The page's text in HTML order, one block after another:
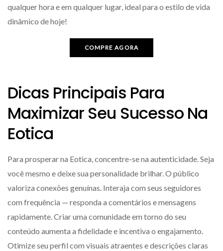
qualquer hora e em qualquer lugar, ideal para o estilo de vida
dinâmico de hoje!
COMPRE AGORA
Dicas Principais Para
Maximizar Seu Sucesso Na
Eotica
Para prosperar na Eotica, concentre-se na autenticidade. Seja
você mesmo e deixe sua personalidade brilhar. O público
valoriza conexões genuínas. Interaja com seus seguidores
com frequência — responda a comentários e mensagens
rapidamente. Criar uma comunidade em torno do seu
conteúdo aumenta a fidelidade e incentiva o engajamento.
Otimize seu perfil com visuais atraentes e descrições claras